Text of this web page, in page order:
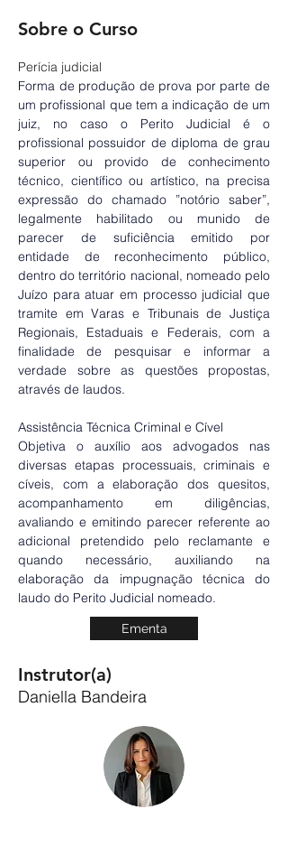
Sobre o Curso
Perícia judicial
Forma de produção de prova por parte de
um profissional que tem a indicação de um
juiz, no caso o Perito Judicial é o
profissional possuidor de diploma de grau
superior ou provido de conhecimento
técnico, científico ou artístico, na precisa
expressão do chamado ”notório saber”,
legalmente habilitado ou munido de
parecer de suficiência emitido por
entidade de reconhecimento público,
dentro do território nacional, nomeado pelo
Juízo para atuar em processo judicial que
tramite em Varas e Tribunais de Justiça
Regionais, Estaduais e Federais, com a
finalidade de pesquisar e informar a
verdade sobre as questões propostas,
através de laudos.
Assistência Técnica Criminal e Cível
Objetiva o auxílio aos advogados nas
diversas etapas processuais, criminais e
cíveis, com a elaboração dos quesitos,
acompanhamento em diligências,
avaliando e emitindo parecer referente ao
adicional pretendido pelo reclamante e
quando necessário, auxiliando na
elaboração da impugnação técnica do
laudo do Perito Judicial nomeado.
Ementa
Instrutor(a)
Daniella Bandeira